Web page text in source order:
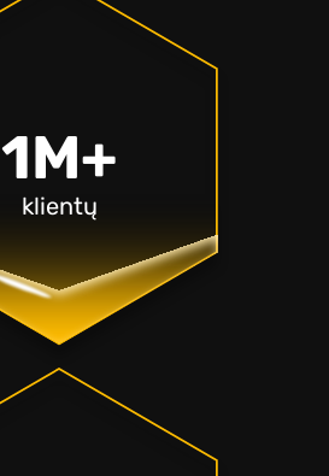
1M+
klientų